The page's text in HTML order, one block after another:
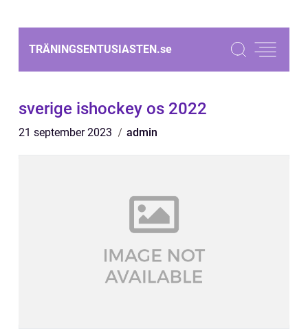
TRÄNINGSENTUSIASTEN.se
sverige ishockey os 2022
21 september 2023 admin